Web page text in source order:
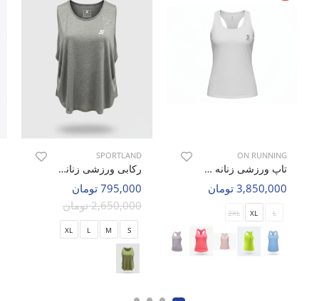
ON RUNNING
تاپ ورزشی زنانه آن رانینگ Velora W
3,850,000 تومان
L
XL
2XL
SPORTLAND
رکابی ورزشی زنانه اسپورتلند Rolf W
795,000 تومان
2,650,000 تومان
S
M
L
XL